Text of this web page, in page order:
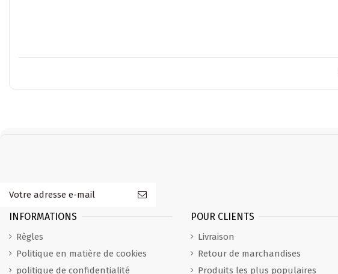
INFORMATIONS
Règles
Politique en matière de cookies
politique de confidentialité
POUR CLIENTS
Livraison
Retour de marchandises
Produits les plus populaires